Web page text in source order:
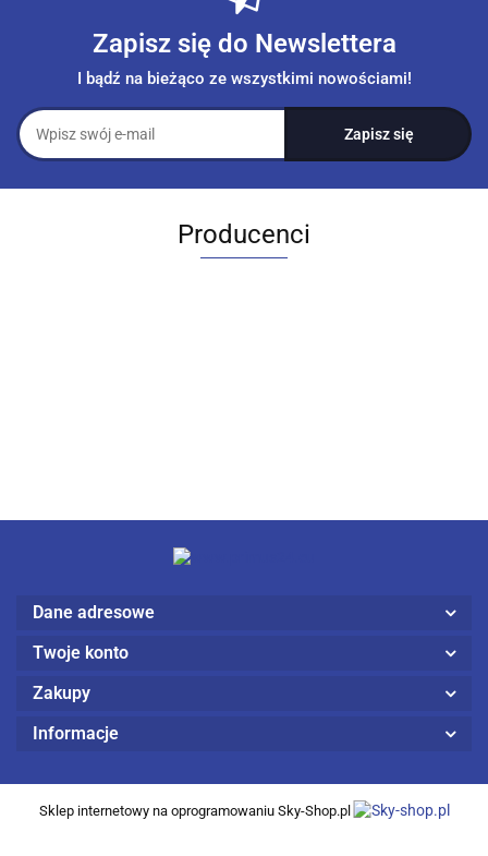
Zapisz się do Newslettera
I bądź na bieżąco ze wszystkimi nowościami!
Producenci
Dane adresowe
Twoje konto
Zakupy
Informacje
Sklep internetowy na oprogramowaniu Sky-Shop.pl